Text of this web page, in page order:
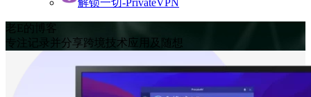
解锁一切-PrivateVPN
老E的博客
专注记录并分享跨境技术应用及随想